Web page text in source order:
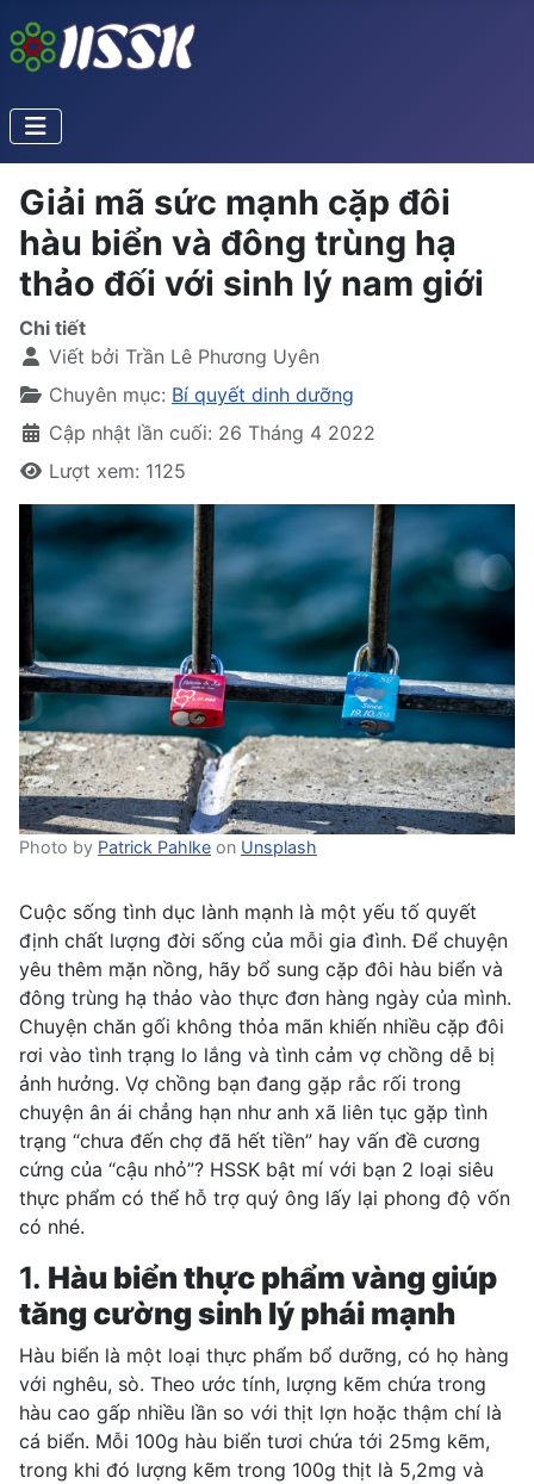
Giải mã sức mạnh cặp đôi
hàu biển và đông trùng hạ
thảo đối với sinh lý nam giới
Chi tiết
Viết bởi Trần Lê Phương Uyên
Chuyên mục: Bí quyết dinh dưỡng
Cập nhật lần cuối: 26 Tháng 4 2022
Lượt xem: 1125
Photo by Patrick Pahlke on Unsplash
Cuộc sống tình dục lành mạnh là một yếu tố quyết
định chất lượng đời sống của mỗi gia đình. Để chuyện
yêu thêm mặn nồng, hãy bổ sung cặp đôi hàu biển và
đông trùng hạ thảo vào thực đơn hàng ngày của mình.
Chuyện chăn gối không thỏa mãn khiến nhiều cặp đôi
rơi vào tình trạng lo lắng và tình cảm vợ chồng dễ bị
ảnh hưởng. Vợ chồng bạn đang gặp rắc rối trong
chuyện ân ái chẳng hạn như anh xã liên tục gặp tình
trạng “chưa đến chợ đã hết tiền” hay vấn đề cương
cứng của “cậu nhỏ”? HSSK bật mí với bạn 2 loại siêu
thực phẩm có thể hỗ trợ quý ông lấy lại phong độ vốn
có nhé.
1. Hàu biển thực phẩm vàng giúp
tăng cường sinh lý phái mạnh
Hàu biển là một loại thực phẩm bổ dưỡng, có họ hàng
với nghêu, sò. Theo ước tính, lượng kẽm chứa trong
hàu cao gấp nhiều lần so với thịt lợn hoặc thậm chí là
cá biển. Mỗi 100g hàu biển tươi chứa tới 25mg kẽm,
trong khi đó lượng kẽm trong 100g thịt là 5,2mg và